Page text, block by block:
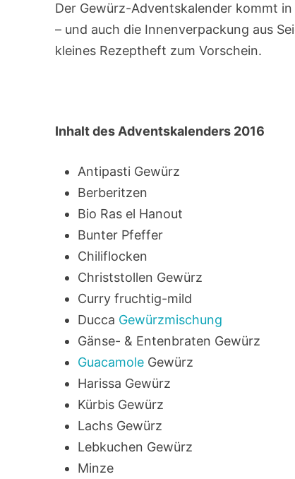
Der Gewürz-Adventskalender kommt
– und auch die Innenverpackung aus
kleines Rezeptheft zum Vorschein.
Inhalt des Adventskalenders 2016
Antipasti Gewürz
Berberitzen
Bio Ras el Hanout
Bunter Pfeffer
Chiliflocken
Christstollen Gewürz
Curry fruchtig-mild
Ducca Gewürzmischung
Gänse- & Entenbraten Gewürz
Guacamole Gewürz
Harissa Gewürz
Kürbis Gewürz
Lachs Gewürz
Lebkuchen Gewürz
Minze